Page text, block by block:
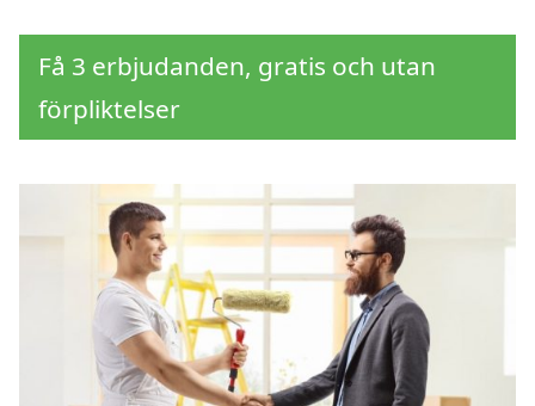
Få 3 erbjudanden, gratis och utan
förpliktelser